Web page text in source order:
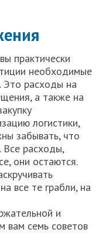
практически
необходимые
Это расходы на
а также на
логистики,
забывать, что
Все расходы,
они остаются.
все те грабли, на
и
вам семь советов